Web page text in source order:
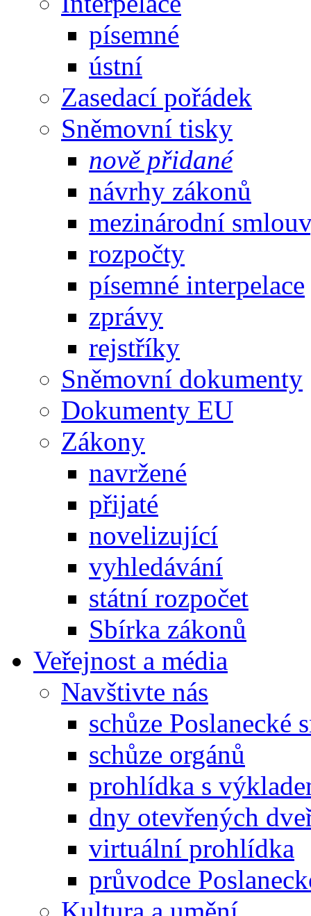
písemné
ústní
Zasedací pořádek
Sněmovní tisky
nově přidané
návrhy zákonů
mezinárodní
rozpočty
písemné interpelace
zprávy
rejstříky
Sněmovní dokumenty
Dokumenty EU
Zákony
navržené
přijaté
novelizující
vyhledávání
státní rozpočet
Sbírka zákonů
Veřejnost a média
Navštivte nás
schůze Poslanecké
schůze orgánů
prohlídka s
dny otevřených
virtuální prohlídka
průvodce